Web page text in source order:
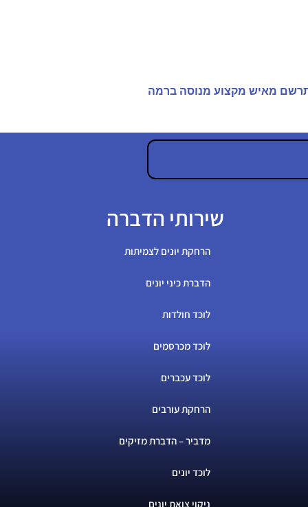
מאיש מקצוע מנוסה ברמה
שירותי הדברה
הרחקת יונים לצמיתות
הדברת כיני יונים
לוכד חולדות
לוכד מכרסמים
לוכד עכברים
הרחקת עורבים
מדביר – הדברת מזיקים
לוכד יונים
ניקוי צואת יונים